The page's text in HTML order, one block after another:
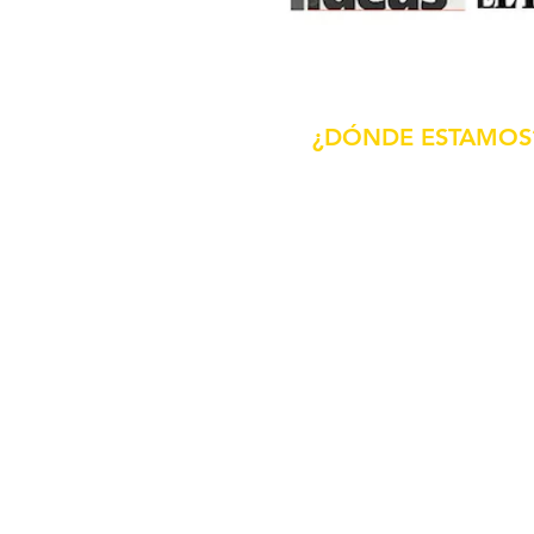
¿DÓNDE